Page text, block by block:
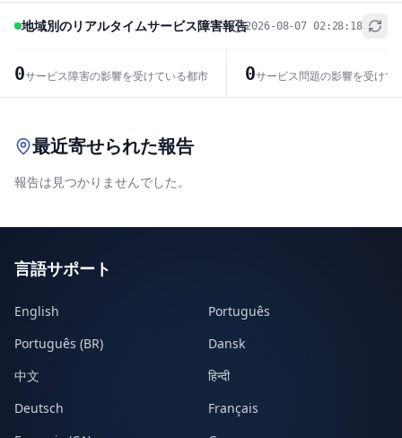
地域別のリアルタイムサービス障害報告2026-08-07 02:28:18
0サービス障害の影響を受けている都市 0サービス問題の影響を受けて
+
最近寄せられた報告
報告は見つかりませんでした。
言語サポート
English
Português
Português (BR)
Dansk
中文
हिन्दी
Deutsch
Français